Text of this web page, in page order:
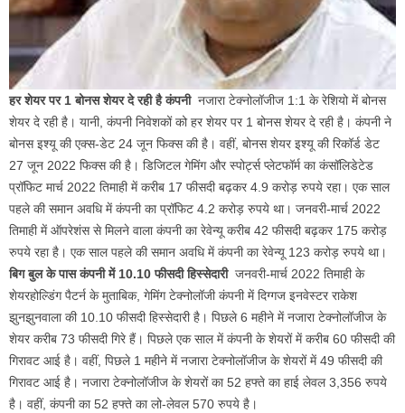
हर शेयर पर 1 बोनस शेयर दे रही है कंपनी नजारा टेक्नोलॉजीज 1:1 के रेशियो में बोनस
शेयर दे रही है। यानी, कंपनी निवेशकों को हर शेयर पर 1 बोनस शेयर दे रही है। कंपनी ने
बोनस इश्यू की एक्स-डेट 24 जून फिक्स की है। वहीं, बोनस शेयर इश्यू की रिकॉर्ड डेट
27 जून 2022 फिक्स की है। डिजिटल गेमिंग और स्पोर्ट्स प्लेटफॉर्म का कंसॉलिडेटेड
प्रॉफिट मार्च 2022 तिमाही में करीब 17 फीसदी बढ़कर 4.9 करोड़ रुपये रहा। एक साल
पहले की समान अवधि में कंपनी का प्रॉफिट 4.2 करोड़ रुपये था। जनवरी-मार्च 2022
तिमाही में ऑपरेशंस से मिलने वाला कंपनी का रेवेन्यू करीब 42 फीसदी बढ़कर 175 करोड़
रुपये रहा है। एक साल पहले की समान अवधि में कंपनी का रेवेन्यू 123 करोड़ रुपये था।
बिग बुल के पास कंपनी में 10.10 फीसदी हिस्सेदारी जनवरी-मार्च 2022 तिमाही के
शेयरहोल्डिंग पैटर्न के मुताबिक, गेमिंग टेक्नोलॉजी कंपनी में दिग्गज इनवेस्टर राकेश
झुनझुनवाला की 10.10 फीसदी हिस्सेदारी है। पिछले 6 महीने में नजारा टेक्नोलॉजीज के
शेयर करीब 73 फीसदी गिरे हैं। पिछले एक साल में कंपनी के शेयरों में करीब 60 फीसदी की
गिरावट आई है। वहीं, पिछले 1 महीने में नजारा टेक्नोलॉजीज के शेयरों में 49 फीसदी की
गिरावट आई है। नजारा टेक्नोलॉजीज के शेयरों का 52 हफ्ते का हाई लेवल 3,356 रुपये
है। वहीं, कंपनी का 52 हफ्ते का लो-लेवल 570 रुपये है।